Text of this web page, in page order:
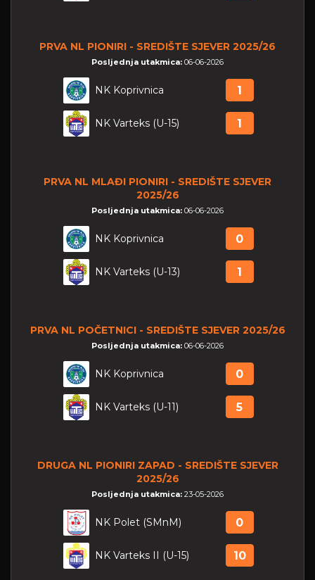
PRVA NL PIONIRI - SREDIŠTE SJEVER 2025/26
Posljednja utakmica: 06-06-2026
NK Koprivnica 1
NK Varteks (U-15) 1
PRVA NL MLAĐI PIONIRI - SREDIŠTE SJEVER
2025/26
Posljednja utakmica: 06-06-2026
NK Koprivnica 0
NK Varteks (U-13) 1
PRVA NL POČETNICI - SREDIŠTE SJEVER 2025/26
Posljednja utakmica: 06-06-2026
NK Koprivnica 0
NK Varteks (U-11) 5
DRUGA NL PIONIRI ZAPAD - SREDIŠTE SJEVER
2025/26
Posljednja utakmica: 23-05-2026
NK Polet (SMnM) 0
NK Varteks II (U-15) 10